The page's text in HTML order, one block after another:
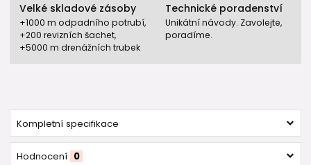
Velké skladové zásoby
+1000 m odpadního potrubí,
+200 revizních šachet,
+5000 m drenážních trubek
Technické poradenství
Unikátní návody. Zavolejte,
poradíme.
Kompletní specifikace
Hodnocení 0